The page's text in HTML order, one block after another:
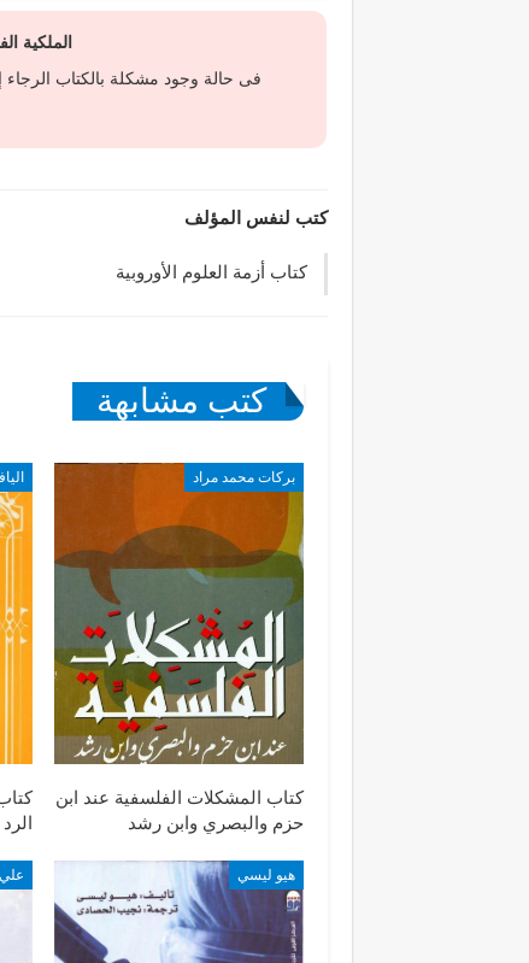
الملكية
فى حالة وجود مشكلة بالكتاب الرجاء
كتب لنفس المؤلف
كتاب أزمة العلوم الأوروبية
كتب مشابهة
بركات محمد مراد
كتاب المشكلات الفلسفية عند ابن
حزم والبصري وابن رشد
هيو ليسي علي